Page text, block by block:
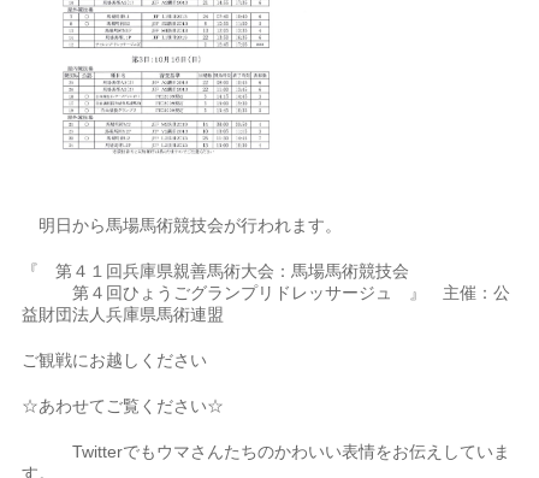
明日から馬場馬術競技会が行われます。
『 第４１回兵庫県親善馬術大会：馬場馬術競技会
第４回ひょうごグランプリドレッサージュ 』 主催：公
益財団法人兵庫県馬術連盟
ご観戦にお越しください
☆あわせてご覧ください☆
Twitterでもウマさんたちのかわいい表情をお伝えしていま
す。